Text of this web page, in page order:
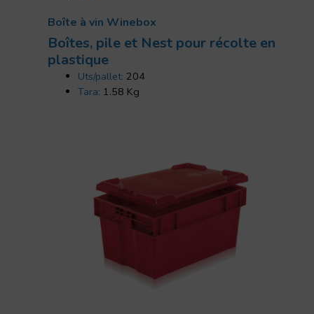
Boîte à vin Winebox
Boîtes, pile et Nest pour récolte en
plastique
Uts/pallet: 204
Tara: 1.58 Kg